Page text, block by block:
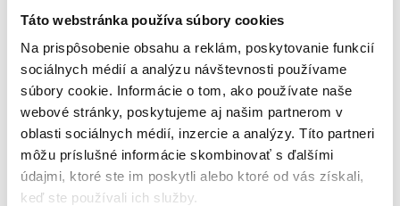
Táto webstránka používa súbory cookies
Na prispôsobenie obsahu a reklám, poskytovanie funkcií
sociálnych médií a analýzu návštevnosti používame
súbory cookie. Informácie o tom, ako používate naše
webové stránky, poskytujeme aj našim partnerom v
oblasti sociálnych médií, inzercie a analýzy. Títo partneri
môžu príslušné informácie skombinovať s ďalšími
údajmi, ktoré ste im poskytli alebo ktoré od vás získali,
keď ste používali ich služby.